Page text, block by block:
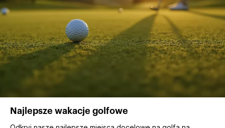
Najlepsze wakacje golfowe